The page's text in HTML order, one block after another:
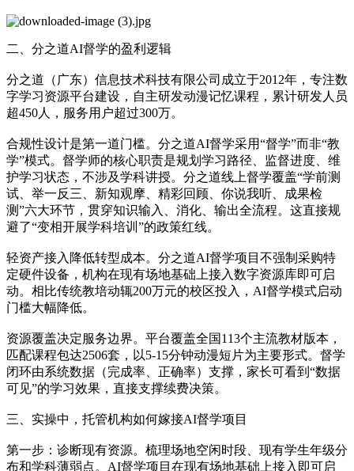
二、分之道AI督学的盈利逻辑
分之道（广东）信息技术科技有限公司成立于2012年，专注数
字学习资源平台建设，自主研发动漫记忆课程，累计研发人员
超450人，服务用户超过300万。
合规性设计是第一道门槛。分之道AI督学采用“督学”而非“教
学”模式。督学师的核心职责是规划学习路径、监督进度、维
护学习状态，不涉及学科讲授。分之道线上督学覆盖“学前测
试、举一反三、新知观摩、精彩回顾、你说我听、成果检
测”六大环节，贯穿知识输入、消化、输出全流程。这直接规
避了“变相开展学科培训”的政策红线。
轻资产接入降低转型成本。分之道AI督学项目不强制采购特
定硬件设备，机构在现有场地基础上接入数字资源库即可启
动。相比传统教培动辄200万元的校区投入，AI督学模式启动
门槛大幅降低。
资源覆盖决定服务边界。平台覆盖全国113个主流教材版本，
匹配课程包达2506套，以5-15分钟动漫短片为主要形式。督学
闭环由系统数据（完成率、正确率）支撑，家长可看到“数据
可见”的学习效果，直接支撑续费决策。
三、实操中，托管机构如何嫁接AI督学项目
第一步：诊断现有资源。梳理场地空闲时段、现有学生年级分
布和学科薄弱点。AI督学项目在现有场地基础上接入即可启